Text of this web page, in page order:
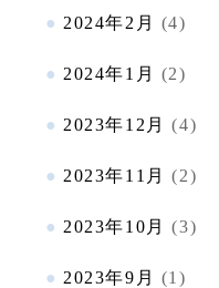
2024年2月 (4)
2024年1月 (2)
2023年12月 (4)
2023年11月 (2)
2023年10月 (3)
2023年9月 (1)